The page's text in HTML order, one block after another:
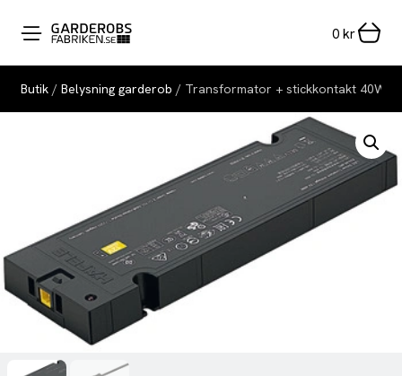
0 kr
Butik / Belysning garderob / Transformator + stickkontakt 40W